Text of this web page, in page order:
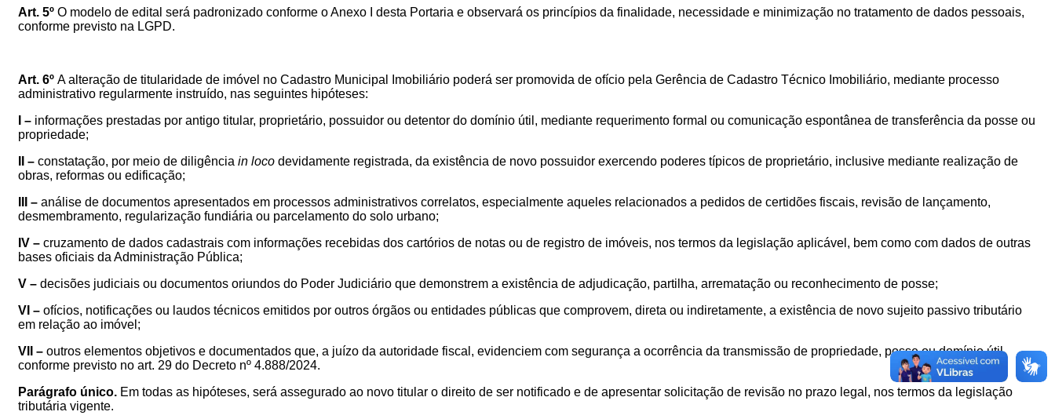
Art. 5º O modelo de edital será padronizado conforme o Anexo I desta Portaria e observará os princípios da finalidade, necessidade e minimização no tratamento de dados pessoais,
conforme previsto na LGPD.
Art. 6º A alteração de titularidade de imóvel no Cadastro Municipal Imobiliário poderá ser promovida de ofício pela Gerência de Cadastro Técnico Imobiliário, mediante processo
administrativo regularmente instruído, nas seguintes hipóteses:
I – informações prestadas por antigo titular, proprietário, possuidor ou detentor do domínio útil, mediante requerimento formal ou comunicação espontânea de transferência da posse ou
propriedade;
II – constatação, por meio de diligência in loco devidamente registrada, da existência de novo possuidor exercendo poderes típicos de proprietário, inclusive mediante realização de
obras, reformas ou edificação;
III – análise de documentos apresentados em processos administrativos correlatos, especialmente aqueles relacionados a pedidos de certidões fiscais, revisão de lançamento,
desmembramento, regularização fundiária ou parcelamento do solo urbano;
IV – cruzamento de dados cadastrais com informações recebidas dos cartórios de notas ou de registro de imóveis, nos termos da legislação aplicável, bem como com dados de outras
bases oficiais da Administração Pública;
V – decisões judiciais ou documentos oriundos do Poder Judiciário que demonstrem a existência de adjudicação, partilha, arrematação ou reconhecimento de posse;
VI – ofícios, notificações ou laudos técnicos emitidos por outros órgãos ou entidades públicas que comprovem, direta ou indiretamente, a existência de novo sujeito passivo tributário
em relação ao imóvel;
VII – outros elementos objetivos e documentados que, a juízo da autoridade fiscal, evidenciem com segurança a ocorrência da transmissão de propriedade, posse ou domínio útil,
conforme previsto no art. 29 do Decreto nº 4.888/2024.
Parágrafo único. Em todas as hipóteses, será assegurado ao novo titular o direito de ser notificado e de apresentar solicitação de revisão no prazo legal, nos termos da legislação
tributária vigente.